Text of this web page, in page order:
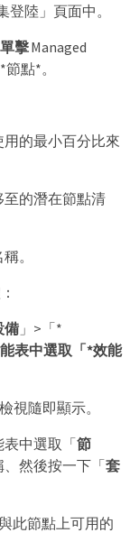
陸」頁面中。
擊Managed
點*。
的最小百分比來
的潛在節點清
。
備」>「*
表中選取「*效能
視隨即顯示。
表中選取「節
然後按一下「套
此節點上可用的